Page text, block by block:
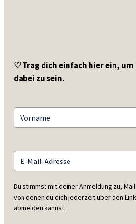
♡ Trag dich einfach hier ein, um
dabei zu sein.
Du stimmst mit deiner Anmeldung zu,
von denen du dich jederzeit über den
abmelden kannst.